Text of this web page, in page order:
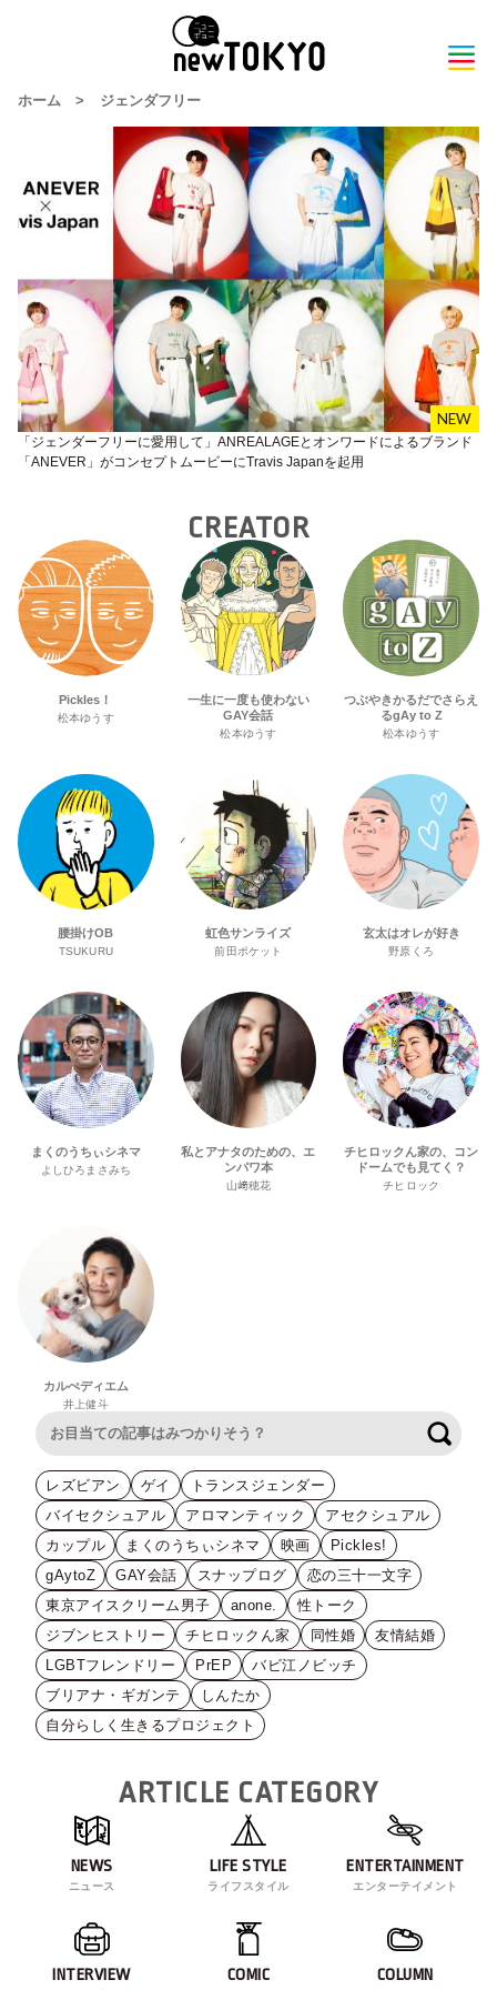
ホーム > ジェンダフリー
「ジェンダーフリーに愛用して」ANREALAGEとオンワードによるブランド
「ANEVER」がコンセプトムービーにTravis Japanを起用
CREATOR
Pickles！
松本ゆうす
一生に一度も使わない
GAY会話
松本ゆうす
つぶやきかるだでさらえ
るgAy to Z
松本ゆうす
腰掛けOB
TSUKURU
虹色サンライズ
前田ポケット
玄太はオレが好き
野原くろ
まくのうちぃシネマ
よしひろまさみち
私とアナタのための、エ
ンパワ本
山﨑穂花
チヒロックん家の、コン
ドームでも見てく？
チヒロック
カルぺディエム
井上健斗
レズビアン ゲイ
トランスジェンダー
バイセクシュアル
アロマンティック
アセクシュアル
カップル
まくのうちぃシネマ 映画
Pickles!
gAytoZ
GAY会話 スナップログ
恋の三十一文字
東京アイスクリーム男子
anone.
性トーク
ジブンヒストリー
チヒロックん家 同性婚
友情結婚
LGBTフレンドリー
PrEP
バビ江ノビッチ
ブリアナ・ギガンテ
しんたか
自分らしく生きるプロジェクト
ARTICLE CATEGORY
NEWS
ニュース
LIFE STYLE
ライフスタイル
ENTERTAINMENT
エンターテイメント
INTERVIEW COMIC COLUMN